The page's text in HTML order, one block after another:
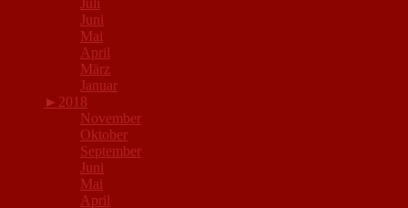
Juli
Juni
Mai
April
März
Januar
► 2018
November
Oktober
September
Juni
Mai
April